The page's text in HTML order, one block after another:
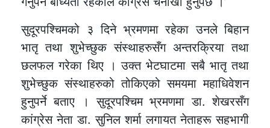
सुदूरपश्चिमको ३ दिने भ्रमणमा रहेका उनले बिहान
भातृ तथा शुभेच्छुक संस्थाहरुसँग अन्तरक्रिया तथा
छलफल गरेका थिए । उक्त भेटघाटमा सबै भातृ तथा
शुभेच्छुक संस्थाहरुको तोकिएको समयमा महाधिवेशन
हुनुपर्ने बताए । सुदूरपश्चिम भ्रमणमा डा. शेखरसँग
कांग्रेस नेता डा. सुनिल शर्मा लगायत नेताहरू सहभागी